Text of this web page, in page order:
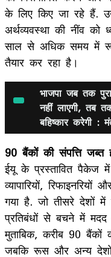
के लिए किए जा रहे हैं.
अर्थव्यवस्था की नींव
साल से अधिक समय में
तैयार कर रहा है।
भाजपा जब तक
नहीं लाएगी, तब
बहिष्कार करेगी :
90 बैंकों की संपत्ति जब्त
ईयू के प्रस्तावित पैकेज में
व्यापारियों,
गया है. जो तीसरे देशों
प्रतिबंधों से बचने में
मुताबिक, करीब 90
जबकि रूस और अन्य